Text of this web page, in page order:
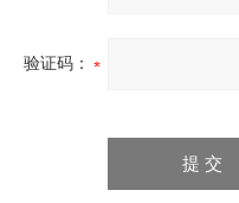
验证码：